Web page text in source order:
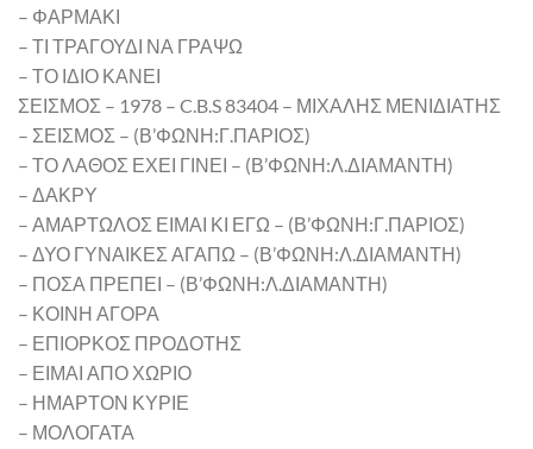
– ΦΑΡΜΑΚΙ
– ΤΙ ΤΡΑΓΟΥΔΙ ΝΑ ΓΡΑΨΩ
– ΤΟ ΙΔΙΟ ΚΑΝΕΙ
ΣΕΙΣΜΟΣ – 1978 – C.B.S 83404 – ΜΙΧΑΛΗΣ ΜΕΝΙΔΙΑΤΗΣ
– ΣΕΙΣΜΟΣ – (Β’ΦΩΝΗ:Γ.ΠΑΡΙΟΣ)
– ΤΟ ΛΑΘΟΣ ΕΧΕΙ ΓΙΝΕΙ – (Β’ΦΩΝΗ:Λ.ΔΙΑΜΑΝΤΗ)
– ΔΑΚΡΥ
– ΑΜΑΡΤΩΛΟΣ ΕΙΜΑΙ ΚΙ ΕΓΩ – (Β’ΦΩΝΗ:Γ.ΠΑΡΙΟΣ)
– ΔΥΟ ΓΥΝΑΙΚΕΣ ΑΓΑΠΩ – (Β’ΦΩΝΗ:Λ.ΔΙΑΜΑΝΤΗ)
– ΠΟΣΑ ΠΡΕΠΕΙ – (Β’ΦΩΝΗ:Λ.ΔΙΑΜΑΝΤΗ)
– ΚΟΙΝΗ ΑΓΟΡΑ
– ΕΠΙΟΡΚΟΣ ΠΡΟΔΟΤΗΣ
– ΕΙΜΑΙ ΑΠΟ ΧΩΡΙΟ
– ΗΜΑΡΤΟΝ ΚΥΡΙΕ
– ΜΟΛΟΓΑΤΑ